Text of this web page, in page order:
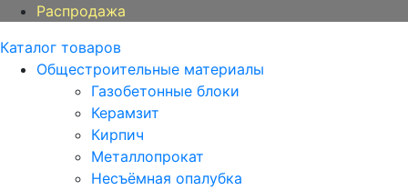
Распродажа
Каталог товаров
Общестроительные материалы
Газобетонные блоки
Керамзит
Кирпич
Металлопрокат
Несъёмная опалубка